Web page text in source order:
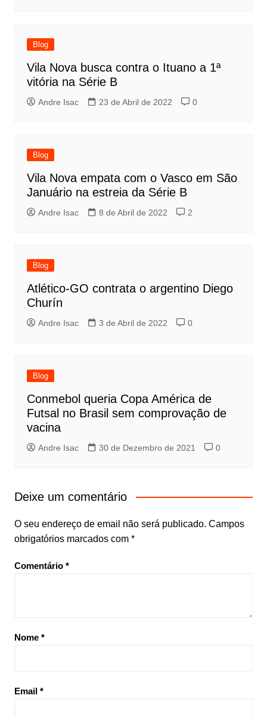
Blog
Vila Nova busca contra o Ituano a 1ª
vitória na Série B
Andre Isac 23 de Abril de 2022 0
Blog
Vila Nova empata com o Vasco em São
Januário na estreia da Série B
Andre Isac 8 de Abril de 2022 2
Blog
Atlético-GO contrata o argentino Diego
Churín
Andre Isac 3 de Abril de 2022 0
Blog
Conmebol queria Copa América de
Futsal no Brasil sem comprovação de
vacina
Andre Isac 30 de Dezembro de 2021 0
Deixe um comentário
O seu endereço de email não será publicado. Campos
obrigatórios marcados com *
Comentário *
Nome *
Email *